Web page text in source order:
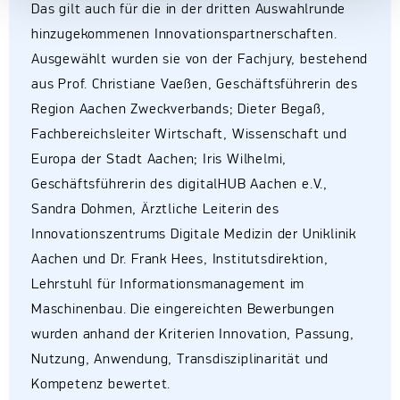
Das gilt auch für die in der dritten Auswahlrunde
hinzugekommenen Innovationspartnerschaften.
Ausgewählt wurden sie von der Fachjury, bestehend
aus Prof. Christiane Vaeßen, Geschäftsführerin des
Region Aachen Zweckverbands; Dieter Begaß,
Fachbereichsleiter Wirtschaft, Wissenschaft und
Europa der Stadt Aachen; Iris Wilhelmi,
Geschäftsführerin des digitalHUB Aachen e.V.,
Sandra Dohmen, Ärztliche Leiterin des
Innovationszentrums Digitale Medizin der Uniklinik
Aachen und Dr. Frank Hees, Institutsdirektion,
Lehrstuhl für Informationsmanagement im
Maschinenbau. Die eingereichten Bewerbungen
wurden anhand der Kriterien Innovation, Passung,
Nutzung, Anwendung, Transdisziplinarität und
Kompetenz bewertet.